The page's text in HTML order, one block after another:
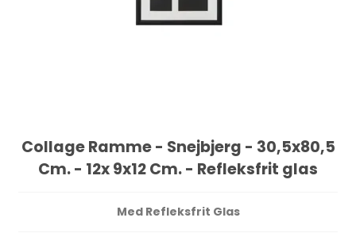
Collage Ramme - Snejbjerg - 30,5x80,5
Cm. - 12x 9x12 Cm. - Refleksfrit glas
Med Refleksfrit Glas